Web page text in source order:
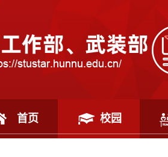
首页 校园